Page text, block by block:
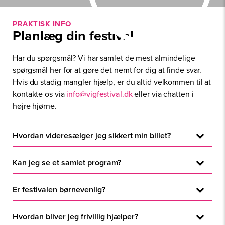
PRAKTISK INFO
Planlæg din festival
Har du spørgsmål? Vi har samlet de mest almindelige
spørgsmål her for at gøre det nemt for dig at finde svar.
Hvis du stadig mangler hjælp, er du altid velkommen til at
kontakte os viainfo@vigfestival.dkeller via chatten i
højre hjørne.
Hvordan videresælger jeg sikkert min billet?
Når du har fundet en køber kan I bruge
videresalgsplatformen til at gennemføre en sikker
transaktionen. Læs mere om det her
Undgå billetsnyd
Kan jeg se et samlet program?
Ja, du kan se hele programmet og tilmed planlægge dit
helt eget i vores nye App. Den kan hentes i Google
Play og App Store.
Er festivalen børnevenlig?
Ja, Vig Festival er for hele familien! I Viggos Verden
Hvordan bliver jeg frivillig hjælper?